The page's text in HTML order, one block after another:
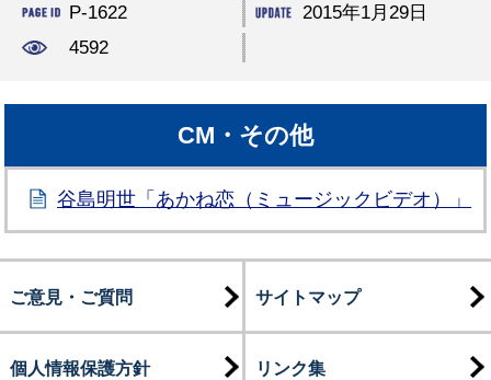
P-1622
2015年1月29日
4592
CM・その他
谷島明世「あかね恋（ミュージックビデオ）」
ご意見・ご質問 サイトマップ
個人情報保護方針 リンク集